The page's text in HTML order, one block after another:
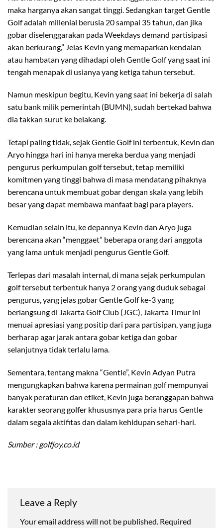
maka harganya akan sangat tinggi. Sedangkan target Gentle
Golf adalah millenial berusia 20 sampai 35 tahun, dan jika
gobar diselenggarakan pada Weekdays demand partisipasi
akan berkurang,” Jelas Kevin yang memaparkan kendalan
atau hambatan yang dihadapi oleh Gentle Golf yang saat ini
tengah menapak di usianya yang ketiga tahun tersebut.
Namun meskipun begitu, Kevin yang saat ini bekerja di salah
satu bank milik pemerintah (BUMN), sudah bertekad bahwa
dia takkan surut ke belakang.
Tetapi paling tidak, sejak Gentle Golf ini terbentuk, Kevin dan
Aryo hingga hari ini hanya mereka berdua yang menjadi
pengurus perkumpulan golf tersebut, tetap memiliki
komitmen yang tinggi bahwa di masa mendatang pihaknya
berencana untuk membuat gobar dengan skala yang lebih
besar yang dapat membawa manfaat bagi para players.
Kemudian selain itu, ke depannya Kevin dan Aryo juga
berencana akan “menggaet” beberapa orang dari anggota
yang lama untuk menjadi pengurus Gentle Golf.
Terlepas dari masalah internal, di mana sejak perkumpulan
golf tersebut terbentuk hanya 2 orang yang duduk sebagai
pengurus, yang jelas gobar Gentle Golf ke-3 yang
berlangsung di Jakarta Golf Club (JGC), Jakarta Timur ini
menuai apresiasi yang positip dari para partisipan, yang juga
berharap agar jarak antara gobar ketiga dan gobar
selanjutnya tidak terlalu lama.
Sementara, tentang makna “Gentle”, Kevin Adyan Putra
mengungkapkan bahwa karena permainan golf mempunyai
banyak peraturan dan etiket, Kevin juga beranggapan bahwa
karakter seorang golfer khususnya para pria harus Gentle
dalam segala aktifitas dan dalam kehidupan sehari-hari.
Sumber : golfjoy.co.id
Leave a Reply
Your email address will not be published. Required